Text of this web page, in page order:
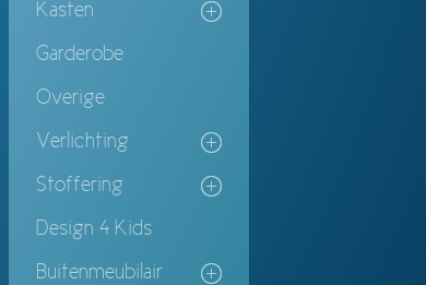
Kasten
Garderobe
Overige
Verlichting
Stoffering
Design 4 Kids
Buitenmeubilair